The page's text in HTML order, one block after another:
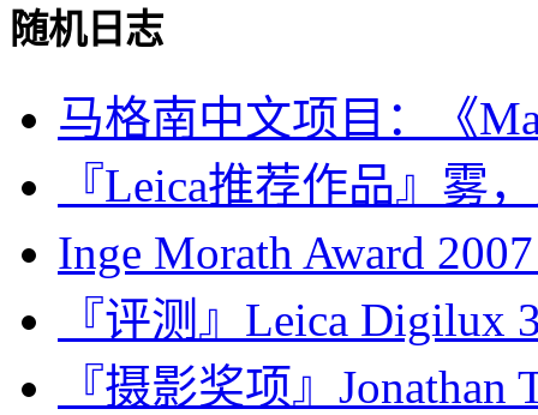
随机日志
马格南中文项目：《
『Leica推荐作品』雾
Inge Morath Award
『评测』Leica Digilux
『摄影奖项』Jonathan